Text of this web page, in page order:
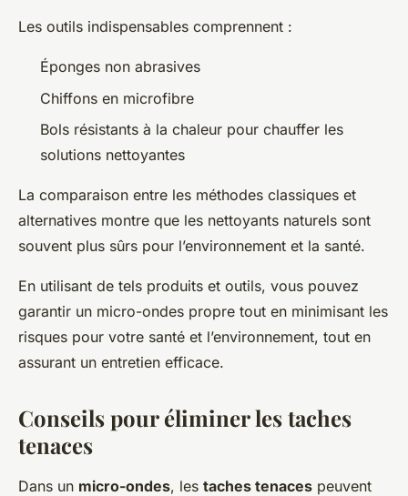
Les outils indispensables comprennent :
Éponges non abrasives
Chiffons en microfibre
Bols résistants à la chaleur pour chauffer les
solutions nettoyantes
La comparaison entre les méthodes classiques et
alternatives montre que les nettoyants naturels sont
souvent plus sûrs pour l’environnement et la santé.
En utilisant de tels produits et outils, vous pouvez
garantir un micro-ondes propre tout en minimisant les
risques pour votre santé et l’environnement, tout en
assurant un entretien efficace.
Conseils pour éliminer les taches
tenaces
Dans un micro-ondes, les taches tenaces peuvent